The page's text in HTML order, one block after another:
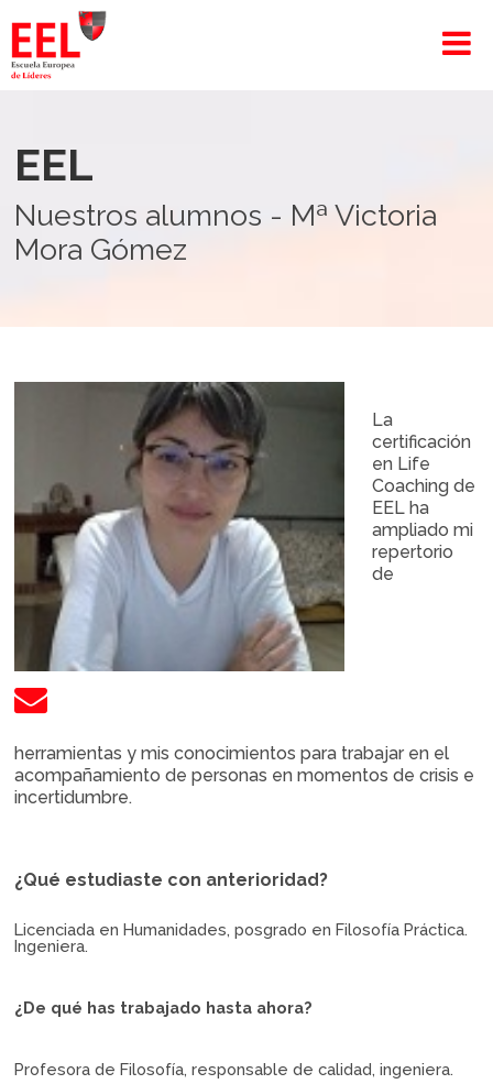
EEL
Nuestros alumnos - Mª Victoria
Mora Gómez
La
certificación
en Life
Coaching de
EEL ha
ampliado mi
repertorio
de
herramientas y mis conocimientos para trabajar en el
acompañamiento de personas en momentos de crisis e
incertidumbre.
¿Qué estudiaste con anterioridad?
Licenciada en Humanidades, posgrado en Filosofía Práctica.
Ingeniera.
¿De qué has trabajado hasta ahora?
Profesora de Filosofía, responsable de calidad, ingeniera.